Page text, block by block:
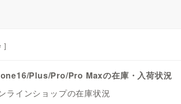
]
Plus/Pro/Pro Maxの在庫・入荷状況
ラインショップの在庫状況